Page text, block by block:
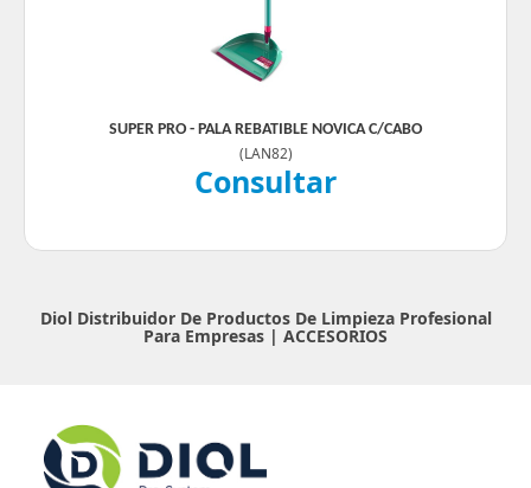
SUPER PRO - PALA REBATIBLE NOVICA C/CABO
(LAN82)
Consultar
Diol Distribuidor De Productos De Limpieza Profesional
Para Empresas | ACCESORIOS